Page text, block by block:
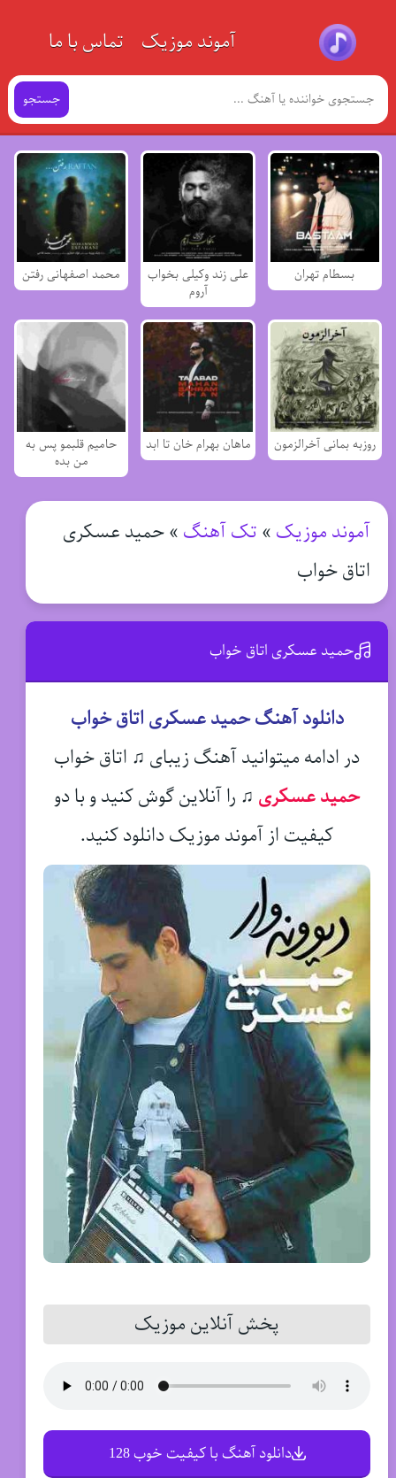
آموند موزیک تماس با ما
جستجو
بسطام تهران
علی زند وکیلی بخواب
آروم
محمد اصفهانی رفتن
روزبه بمانی آخرالزمون ماهان بهرام خان تا ابد
حامیم قلبمو پس به
من بده
آموند موزیک » تک آهنگ »حمید عسکری
اتاق خواب
حمید عسکری اتاق خواب
دانلود آهنگ حمید عسکری اتاق خواب
در ادامه میتوانید آهنگ زیبای ♫ اتاق خواب
حمید عسکری ♫ را آنلاین گوش کنید و با دو
کیفیت از آموند موزیک دانلود کنید.
پخش آنلاین موزیک
دانلود آهنگ با کیفیت خوب 128